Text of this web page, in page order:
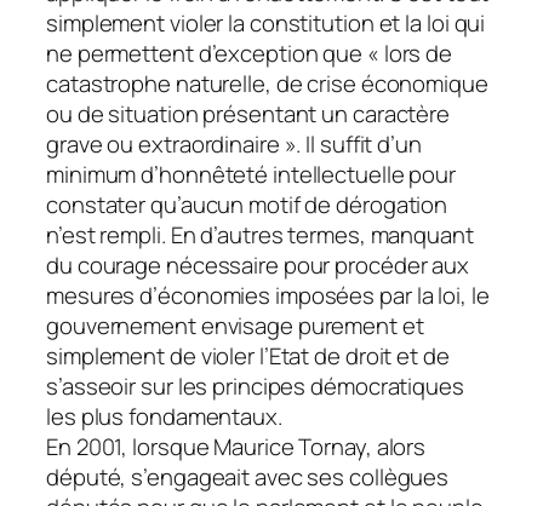
simplement violer la constitution et la loi qui
ne permettent d’exception que « lors de
catastrophe naturelle, de crise économique
ou de situation présentant un caractère
grave ou extraordinaire ». Il suffit d’un
minimum d’honnêteté intellectuelle pour
constater qu’aucun motif de dérogation
n’est rempli. En d’autres termes, manquant
du courage nécessaire pour procéder aux
mesures d’économies imposées par la loi, le
gouvernement envisage purement et
simplement de violer l’Etat de droit et de
s’asseoir sur les principes démocratiques
les plus fondamentaux.
En 2001, lorsque Maurice Tornay, alors
député, s’engageait avec ses collègues